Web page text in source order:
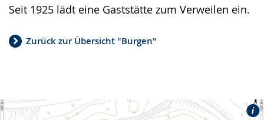
Seit 1925 lädt eine Gaststätte zum Verweilen ein.
Zurück zur Übersicht "Burgen"